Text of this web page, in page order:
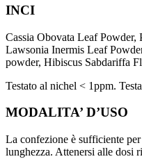
INCI
Cassia Obovata Leaf Powder,
Lawsonia Inermis Leaf
powder, Hibiscus Sabdariffa
Testato al nichel < 1ppm.
MODALITA’ D’USO
La confezione è sufficiente
lunghezza. Attenersi alle dosi